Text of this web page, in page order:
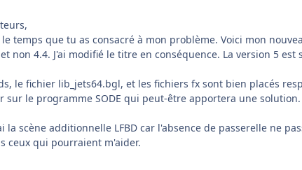
temps que tu as consacré à mon problème. Voici mon
non 4.4. J'ai modifié le titre en conséquence. La version 5
le fichier lib_jets64.bgl, et les fichiers fx sont bien placés
sur le programme SODE qui peut-être apportera une
scène additionnelle LFBD car l'absence de passerelle ne
ceux qui pourraient m'aider.